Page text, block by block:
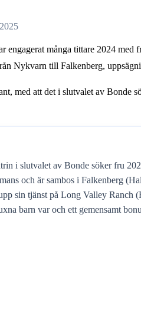
engagerat många tittare 2024
Nykvarn till Falkenberg,
med att det i slutvalet av Bonde
i slutvalet av Bonde söker fru
och är sambos i Falkenberg
sin tjänst på Long Valley Ranch
barn var och ett gemensamt